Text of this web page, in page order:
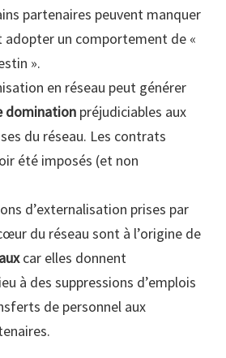
partenaires peuvent manquer
adopter un comportement de «
».
en réseau peut générer
dominationpréjudiciables aux
du réseau. Les contrats
été imposés (et non
d’externalisation prises par
du réseau sont à l’origine de
car elles donnent
à des suppressions d’emplois
de personnel aux